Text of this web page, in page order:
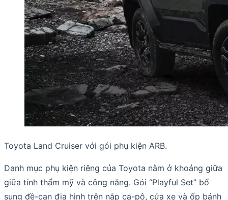
Toyota Land Cruiser với gói phụ kiện ARB.
Danh mục phụ kiện riêng của Toyota nằm ở khoảng giữa
giữa tính thẩm mỹ và công năng. Gói “Playful Set” bổ
sung đề-can địa hình trên nắp ca-pô, cửa xe và ốp bánh